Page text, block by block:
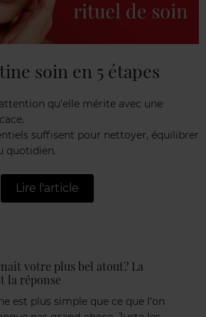
soin en 5 étapes
qu’elle mérite avec une
suffisent pour nettoyer, équilibrer
quotidien.
Lire l'article
votre plus bel atout? La
la réponse
est plus simple que ce que l’on